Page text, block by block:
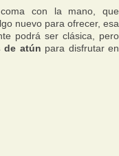
con la mano, que
nuevo para ofrecer, esa
podrá ser clásica, pero
de atún para disfrutar en